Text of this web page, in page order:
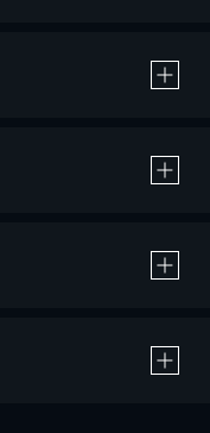
る作品の購入 / レンタルです。